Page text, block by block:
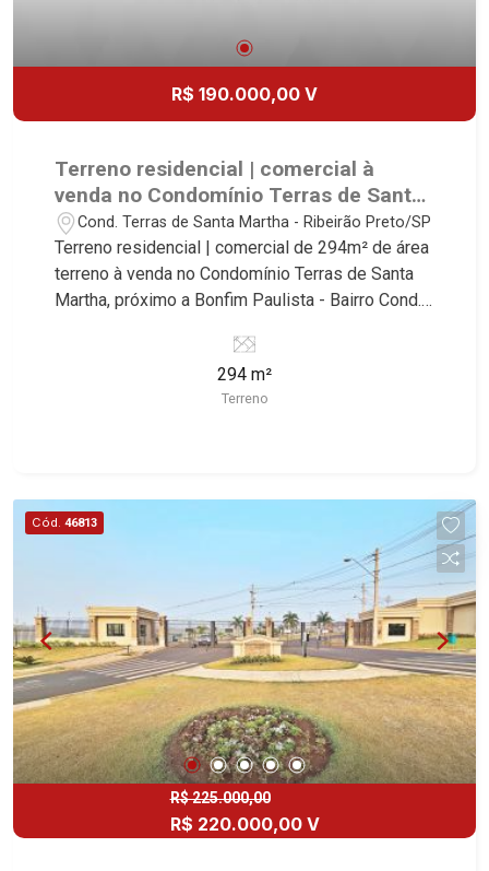
R$ 190.000,00 V
Terreno residencial | comercial à
venda no Condomínio Terras de Santa
Martha, próximo a Bonfim Paulista -
Ribeirão Preto/SP.
Cond. Terras de Santa Martha - Ribeirão Preto/SP
Terreno residencial | comercial de 294m² de área
terreno à venda no Condomínio Terras de Santa
Martha, próximo a Bonfim Paulista - Bairro Cond.
Conheça as características deste imóvel que a
Martinelli Imobiliária selecionou para você: -
294m² de área terreno - Plano - Condomínio
Lançamentos! Avenida João Fiúsa, 1051 - Alto da
Boa Vista | Ribeirão Preto.
294 m²
Terreno
Cód. 46813
R$ 225.000,00
R$ 220.000,00 V